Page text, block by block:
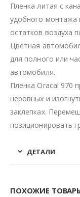
Пленка литая с
удобного монтажа
остатков воздуха
Цветная
для полного или
автомобиля.
Пленка Oracal 970
неровных и
заклепках.
позиционировать
ДЕТАЛИ
ПОХОЖИЕ